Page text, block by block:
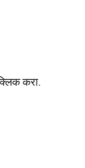
करा.